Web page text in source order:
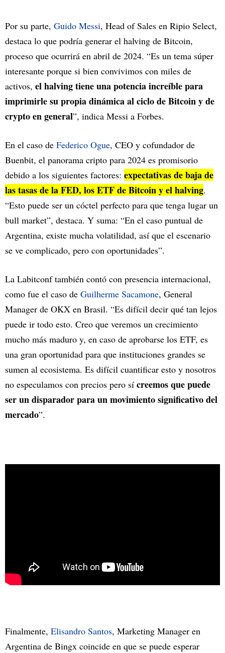
Por su parte, Guido Messi, Head of Sales en Ripio Select,
destaca lo que podría generar el halving de Bitcoin,
proceso que ocurrirá en abril de 2024. “Es un tema súper
interesante porque si bien convivimos con miles de
activos, el halving tiene una potencia increíble para
imprimirle su propia dinámica al ciclo de Bitcoin y de
crypto en general”, indica Messi a Forbes.
En el caso de Federico Ogue, CEO y cofundador de
Buenbit, el panorama cripto para 2024 es promisorio
debido a los siguientes factores: expectativas de baja de
las tasas de la FED, los ETF de Bitcoin y el halving.
“Esto puede ser un cóctel perfecto para que tenga lugar un
bull market”, destaca. Y suma: “En el caso puntual de
Argentina, existe mucha volatilidad, así que el escenario
se ve complicado, pero con oportunidades”.
La Labitconf también contó con presencia internacional,
como fue el caso de Guilherme Sacamone, General
Manager de OKX en Brasil. “Es difícil decir qué tan lejos
puede ir todo esto. Creo que veremos un crecimiento
mucho más maduro y, en caso de aprobarse los ETF, es
una gran oportunidad para que instituciones grandes se
sumen al ecosistema. Es difícil cuantificar esto y nosotros
no especulamos con precios pero sí creemos que puede
ser un disparador para un movimiento significativo del
mercado”.
Finalmente, Elisandro Santos, Marketing Manager en
Argentina de Bingx coincide en que se puede esperar